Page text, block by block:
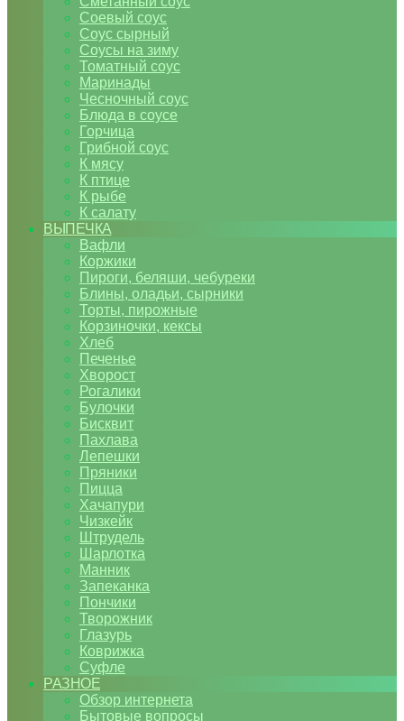
Соевый соус
Соус сырный
Соусы на зиму
Томатный соус
Маринады
Чесночный соус
Блюда в соусе
Горчица
Грибной соус
К мясу
К птице
К рыбе
К салату
ВЫПЕЧКА
Вафли
Коржики
Пироги, беляши, чебуреки
Блины, оладьи, сырники
Торты, пирожные
Корзиночки, кексы
Хлеб
Печенье
Хворост
Рогалики
Булочки
Бисквит
Пахлава
Лепешки
Пряники
Пицца
Хачапури
Чизкейк
Штрудель
Шарлотка
Манник
Запеканка
Пончики
Творожник
Глазурь
Коврижка
Суфле
РАЗНОЕ
Обзор интернета
Бытовые вопросы